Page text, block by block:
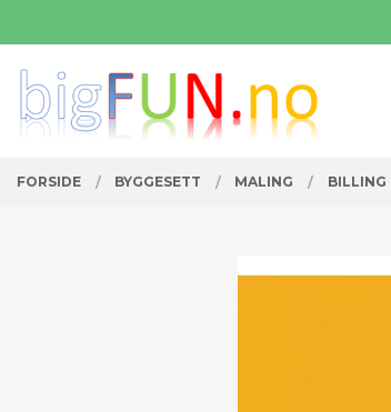
til
innholdet
PRODUKTER
FORSIDE BYGGESETT MALING BILLING